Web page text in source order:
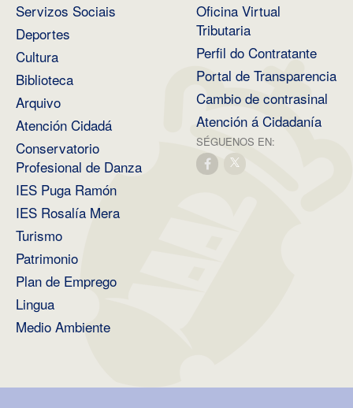
Servizos Sociais
Deportes
Cultura
Biblioteca
Arquivo
Atención Cidadá
Conservatorio
Profesional de Danza
IES Puga Ramón
IES Rosalía Mera
Turismo
Patrimonio
Plan de Emprego
Lingua
Medio Ambiente
Oficina Virtual
Tributaria
Perfil do Contratante
Portal de Transparencia
Cambio de contrasinal
Atención á Cidadanía
SÉGUENOS EN: